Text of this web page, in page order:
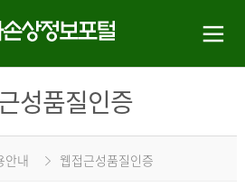
성품질인증
안내 웹접근성품질인증